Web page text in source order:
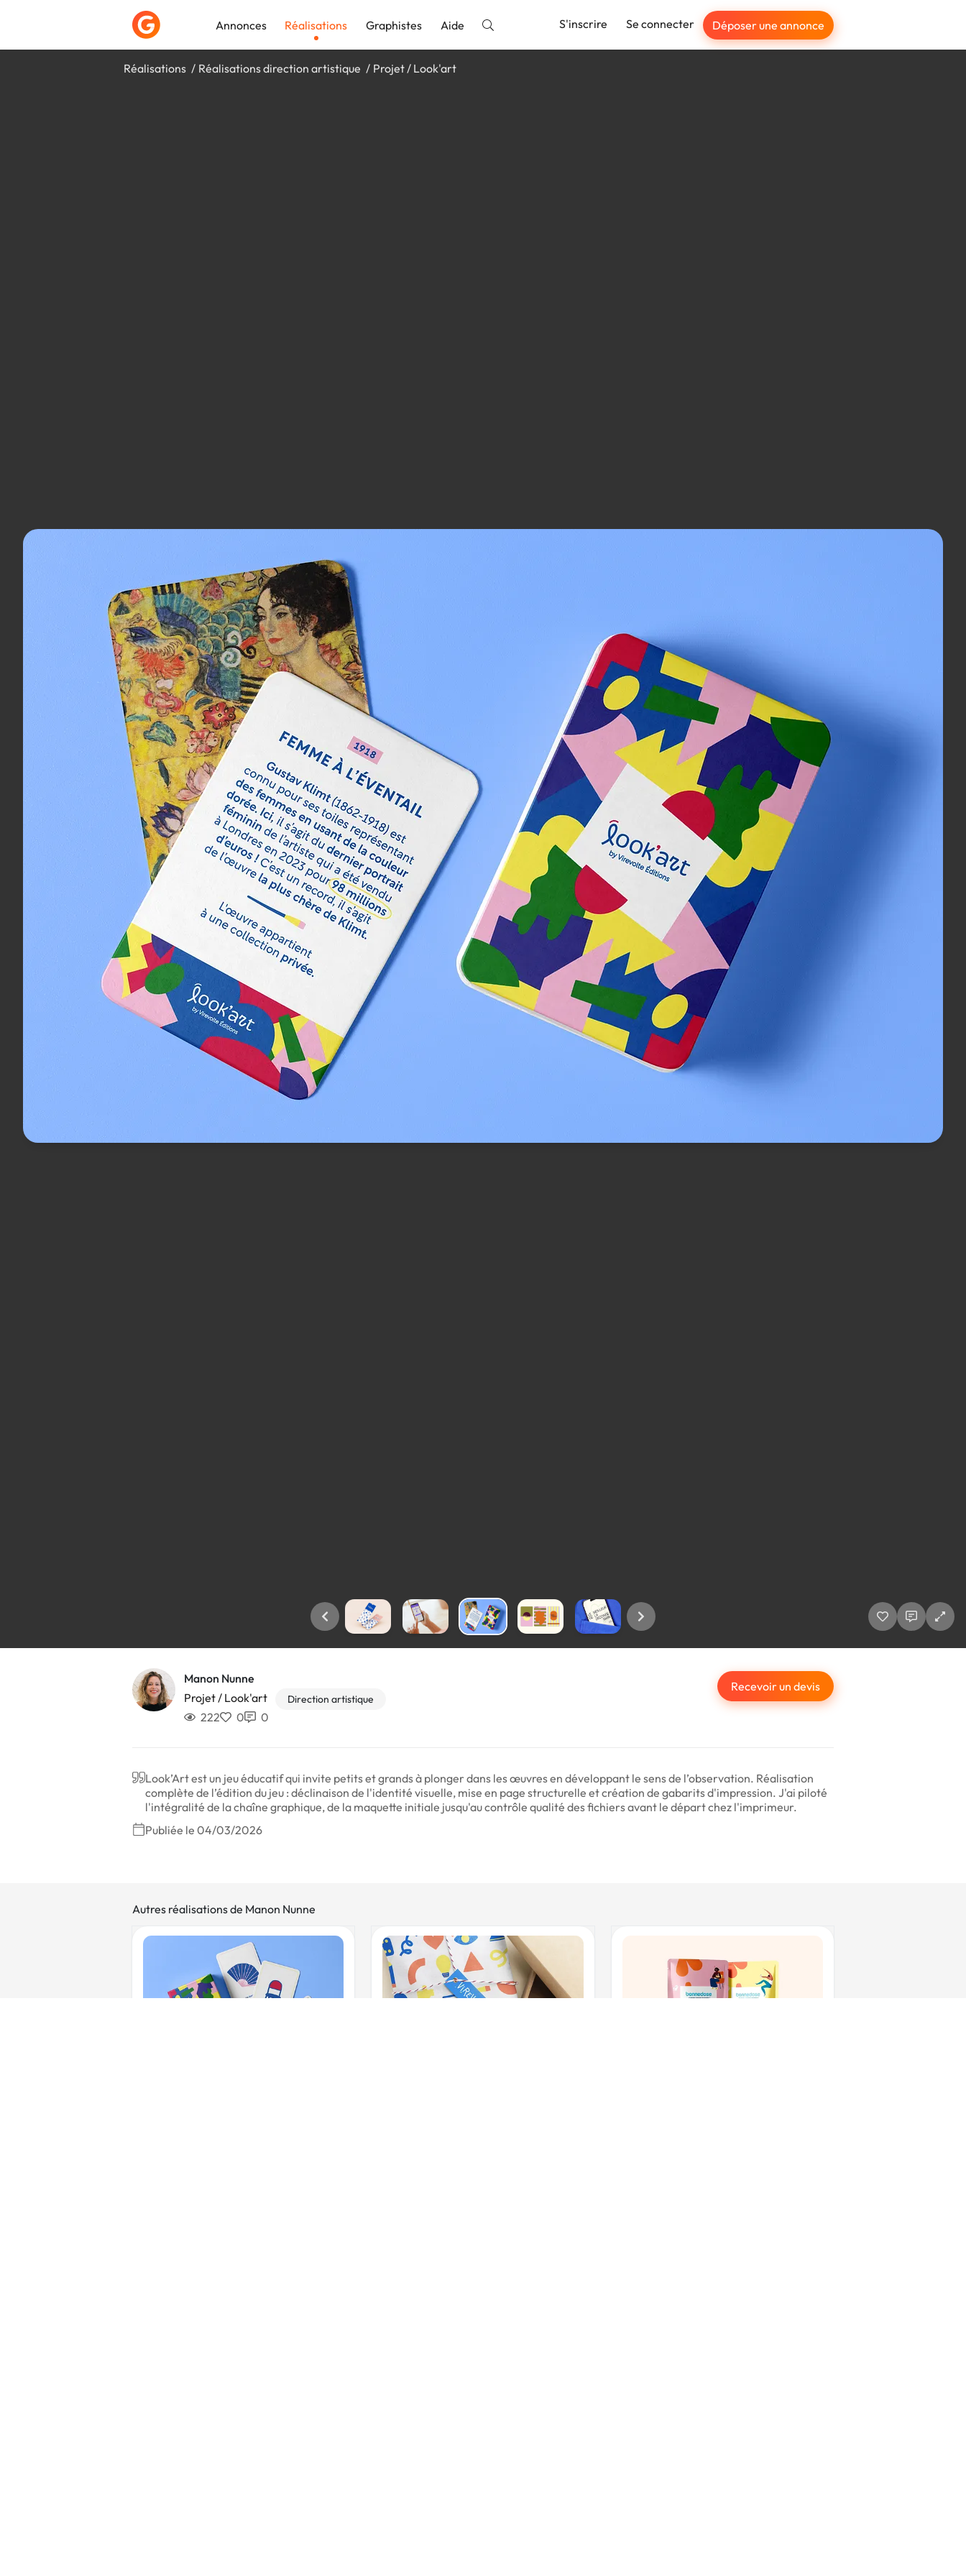
Annonces Réalisations Graphistes Aide S'inscrire Se connecter Déposer une annonce
Réalisations Réalisations direction artistique Projet / Look'art
Manon Nunne
Projet / Look'art
Direction artistique
222 0 0
Recevoir un devis
Look’Art est un jeu éducatif qui invite petits et grands à plonger dans les œuvres en développant le sens de l’observation. Réalisation
complète de l’édition du jeu : déclinaison de l'identité visuelle, mise en page structurelle et création de gabarits d'impression. J'ai piloté
l'intégralité de la chaîne graphique, de la maquette initiale jusqu'au contrôle qualité des fichiers avant le départ chez l'imprimeur.
Publiée le 04/03/2026
Autres réalisations de Manon Nunne